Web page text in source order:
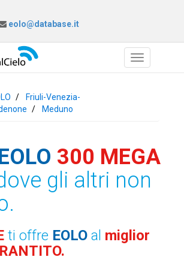
eolo@database.it
Friuli-Venezia-
Meduno
300 MEGA
gli altri non
ti offre EOLO al miglior